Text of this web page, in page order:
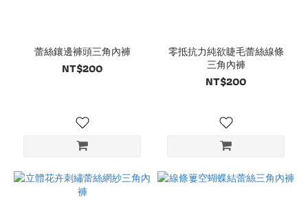
蕾絲鑲邊褲頭三角內褲
NT$200
零抵抗力純欲睫毛蕾絲線條
三角內褲
NT$200